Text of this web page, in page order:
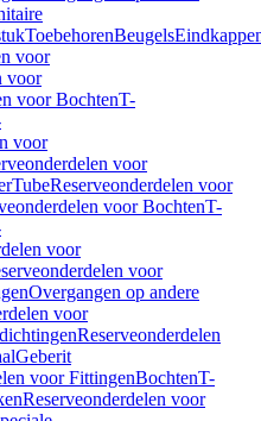
ToebehorenBeugels
voor
voor
voor BochtenT-
voor
voor
Reserveonderdelen voor
voor BochtenT-
voor
voor
Overgangen op andere
voor
Reserveonderdelen
Geberit
voor FittingenBochtenT-
Reserveonderdelen voor